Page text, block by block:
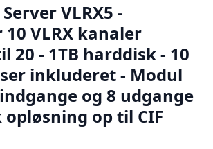
VLRX5 -
VLRX kanaler
20 - 1TB harddisk - 10
inkluderet - Modul
og 8 udgange
op til CIF